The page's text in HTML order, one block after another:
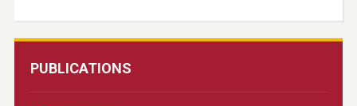
PUBLICATIONS